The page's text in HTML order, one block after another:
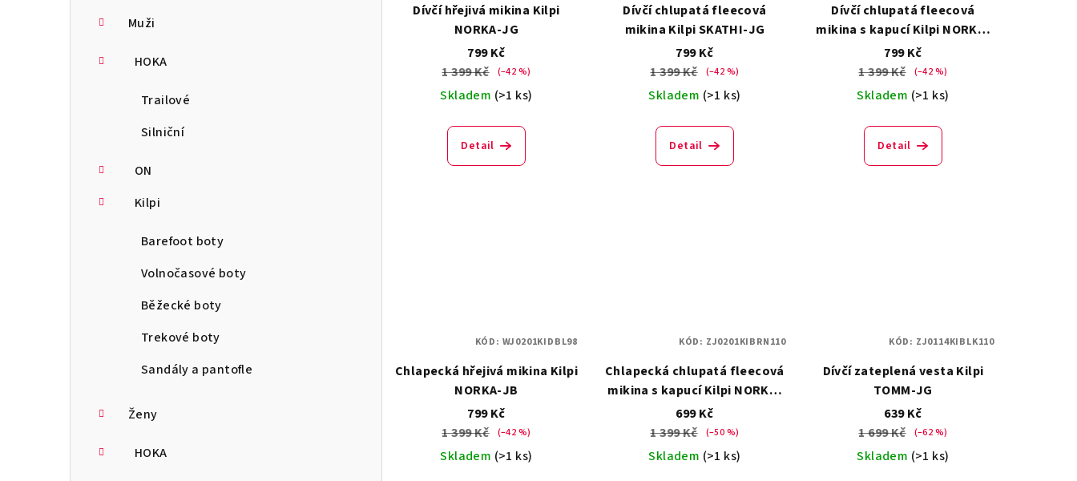
Muži
HOKA
Trailové
Silniční
ON
Kilpi
Barefoot boty
Volnočasové boty
Běžecké boty
Trekové boty
Sandály a pantofle
Ženy
HOKA
Dívčí hřejivá mikina Kilpi
NORKA-JG
799 Kč
1 399 Kč
(–42 %)
Skladem (>1 ks)
Detail
Dívčí chlupatá fleecová
mikina Kilpi SKATHI-JG
799 Kč
1 399 Kč
(–42 %)
Skladem (>1 ks)
Detail
Dívčí chlupatá fleecová
mikina s kapucí Kilpi NORKA-
JG
799 Kč
1 399 Kč
(–42 %)
Skladem (>1 ks)
Detail
Chlapecká hřejivá mikina Kilpi
NORKA-JB
799 Kč
1 399 Kč
(–42 %)
Skladem (>1 ks)
KÓD: WJ0201KIDBL98
Chlapecká chlupatá fleecová
mikina s kapucí Kilpi NORKA-
JB
699 Kč
1 399 Kč
(–50 %)
Skladem (>1 ks)
KÓD: ZJ0201KIBRN110
Dívčí zateplená vesta Kilpi
TOMM-JG
639 Kč
1 699 Kč
(–62 %)
Skladem (>1 ks)
KÓD: ZJ0114KIBLK110